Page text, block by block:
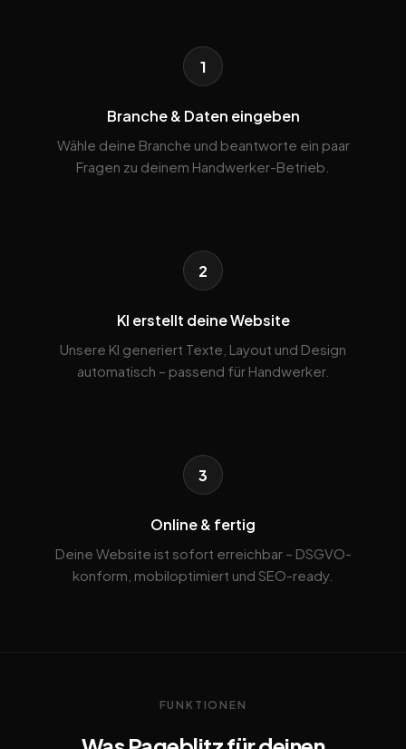
1
Branche & Daten eingeben
Wähle deine Branche und beantworte ein paar
Fragen zu deinem Handwerker-Betrieb.
2
KI erstellt deine Website
Unsere KI generiert Texte, Layout und Design
automatisch – passend für Handwerker.
3
Online & fertig
Deine Website ist sofort erreichbar – DSGVO-
konform, mobiloptimiert und SEO-ready.
FUNKTIONEN